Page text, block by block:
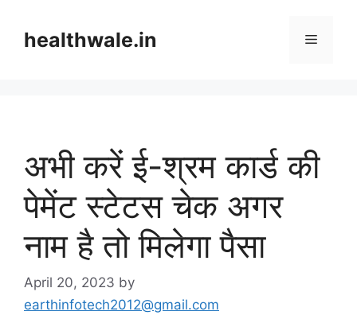
contenthealthwale.in Menu
अभी करें ई-श्रम कार्ड की
पेमेंट स्टेटस चेक अगर
नाम है तो मिलेगा पैसा
April 20, 2023 by
earthinfotech2012@gmail.com